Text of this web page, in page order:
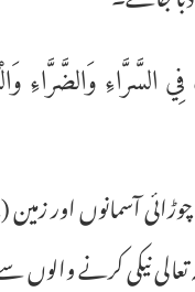
وَالضَّرَّاءِ
اور زمین
نیکی کرنے